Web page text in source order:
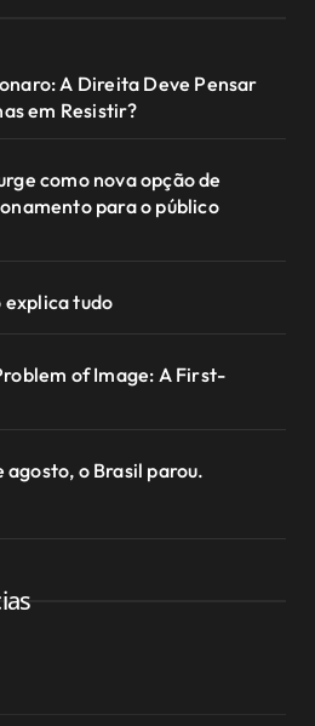
A Direita Deve Pensar
em Resistir?
como nova opção de
para o público
explica tudo
of Image: A First-
o Brasil parou.